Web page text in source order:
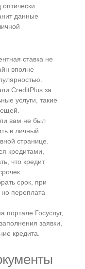
данные
ставка не
вполне
CreditPlus за
услуги, такие
вам не был
в личный
странице.
кредитами,
что кредит
срок, при
переплата
портале Госуслуг,
заявки,
кредита.